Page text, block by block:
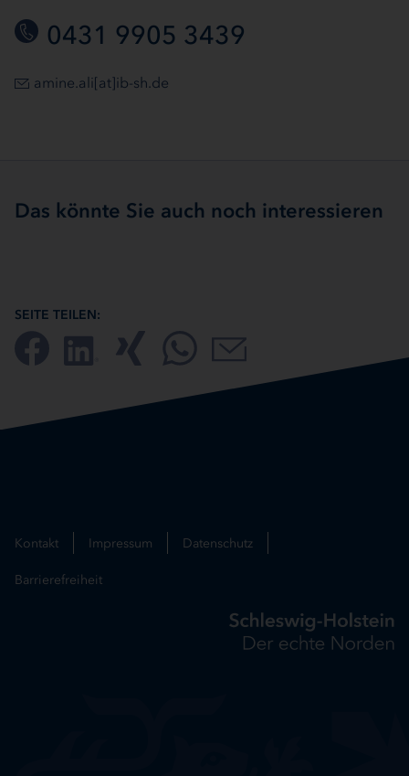
0431 9905 3439
amine.ali[at]ib-sh.de
Das könnte Sie auch noch interessieren
SEITE TEILEN:
Kontakt Impressum Datenschutz
Barrierefreiheit